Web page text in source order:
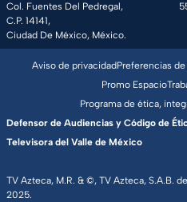
Col. Fuentes Del Pedregal,
C.P. 14141,
Ciudad De México, México.
TV Azteca, M.R. & ©, TV Azteca, S.A.B.
2025.
Aviso de privacidadPreferencias
Promo Espacio
Programa de ética,
Defensor de Audiencias y Código de
Televisora del Valle de México